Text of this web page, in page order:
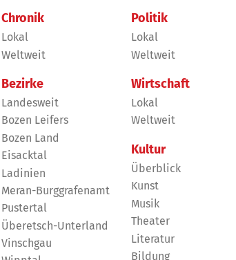
Chronik
Lokal
Weltweit
Bezirke
Landesweit
Bozen Leifers
Bozen Land
Eisacktal
Ladinien
Meran-Burggrafenamt
Pustertal
Überetsch-Unterland
Vinschgau
Politik
Lokal
Weltweit
Wirtschaft
Lokal
Weltweit
Kultur
Überblick
Kunst
Musik
Theater
Literatur
Bildung